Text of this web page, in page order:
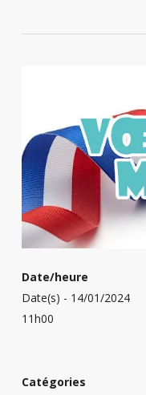
Date/heure
Date(s) - 14/01/2024
11h00
Catégories